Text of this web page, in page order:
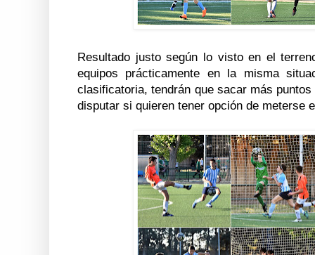
Resultado justo según lo visto en el
equipos prácticamente en la misma
clasificatoria, tendrán que sacar más
disputar si quieren tener opción de meterse